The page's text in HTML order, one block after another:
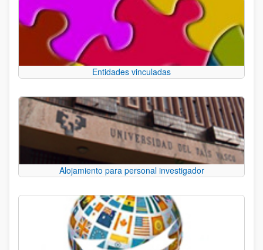
Entidades vinculadas
Alojamiento para personal investigador